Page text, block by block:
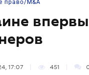
право/M&A
17:07 451